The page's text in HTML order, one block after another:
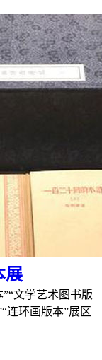
展
文学艺术图书版
连环画版本”展区